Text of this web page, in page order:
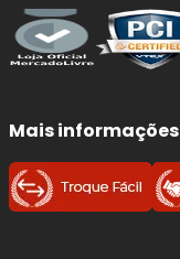
Mais informações